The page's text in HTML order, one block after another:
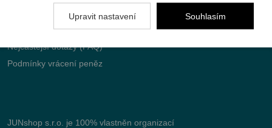
Doprava a platba
Nejčastější dotazy (FAQ)
Podmínky vrácení peněz
JUNshop s.r.o.
je 100% vlastněn organizací
Upravit nastavení Souhlasím